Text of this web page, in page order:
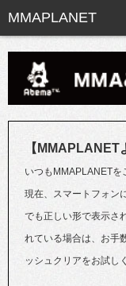
【MMAPLANET
いつもMMAPLANETを
現在、スマートフォン
でも正しい形で表示さ
れている場合は、お手
ッシュクリアをお試し